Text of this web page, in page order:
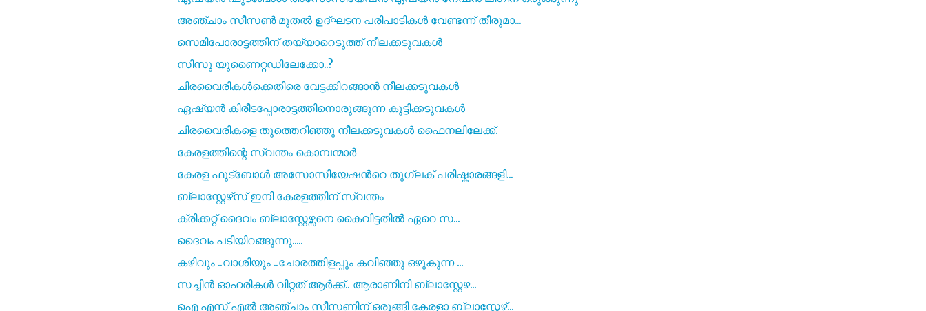
അഞ്ചാം സീസൺ മുതൽ ഉദ്ഘടന പരിപാടികൾ വേണ്ടന്ന് തീരുമാ...
സെമിപോരാട്ടത്തിന് തയ്യാറെടുത്ത് നീലക്കടുവകൾ
സിസു യുണൈറ്റഡിലേക്കോ..?
ചിരവൈരികൾക്കെതിരെ വേട്ടക്കിറങ്ങാൻ നീലക്കടുവകൾ
ഏഷ്യൻ കിരീടപ്പോരാട്ടത്തിനൊരുങ്ങുന്ന കുട്ടിക്കടുവകൾ
ചിരവൈരികളെ തൂത്തെറിഞ്ഞു നീലക്കടുവകൾ ഫൈനലിലേക്ക്.
കേരളത്തിന്റെ സ്വന്തം കൊമ്പന്മാർ
കേരള ഫുട്ബോള്‍ അസോസിയേഷന്‍റെ തുഗ്ലക് പരിഷ്കാരങ്ങളി...
ബ്ലാസ്റ്റേഴ്‌സ് ഇനി കേരളത്തിന്‌ സ്വന്തം
ക്രിക്കറ്റ്‌ ദൈവം ബ്ലാസ്റ്റേഴ്സനെ കൈവിട്ടതിൽ ഏറെ സ...
ദൈവം പടിയിറങ്ങുന്നു.....
കഴിവും ..വാശിയും ..ചോരത്തിളപ്പും കവിഞ്ഞു ഒഴുകുന്ന ...
സച്ചിൻ ഓഹരികൾ വിറ്റത് ആർക്ക്.. ആരാണിനി ബ്ലാസ്റ്റേഴ...
ഐ എസ് എൽ അഞ്ചാം സീസണിന് ഒരുങ്ങി കേരളാ ബ്ലാസ്റ്റേഴ്...